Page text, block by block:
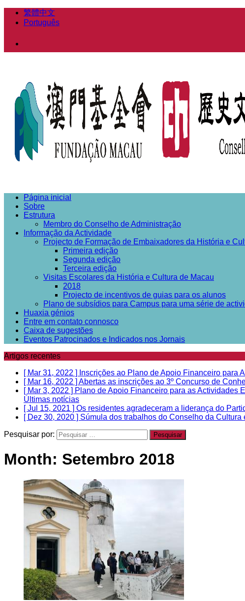
繁體中文
Português
Página inicial
Sobre
Estrutura
Membro do Conselho de Administração
Informação da Actividade
Projecto de Formação de Embaixadores da História e
Primeira edição
Segunda edição
Terceira edição
Visitas Escolares da História e Cultura de Macau
2018
Projecto de incentivos de guias para os alunos
Plano de subsídios para Campus para uma série de
Huaxia génios
Entre em contato connosco
Caixa de sugestões
Eventos Patrocinados e Indicados nos Jornais
Artigos recentes
[ Mar 31, 2022 ]
Inscrições ao Plano de Apoio Financeiro para
[ Mar 16, 2022 ] Abertas as inscrições ao 3º Concurso de
[ Mar 3, 2022 ] Plano de Apoio Financeiro para as Actividades
Últimas notícias
[ Jul 15, 2021 ] Os residentes agradeceram a liderança do
[ Dez 30, 2020 ] Súmula dos trabalhos do Conselho da Cultura
Pesquisar por:
Month: Setembro 2018